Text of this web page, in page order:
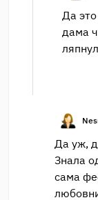
Да
дама
Да уж,
Знала
сама